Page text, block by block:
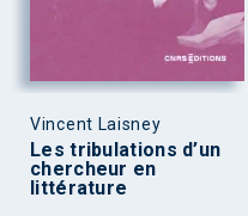
Vincent Laisney
Les tribulations d’un
chercheur en
littérature